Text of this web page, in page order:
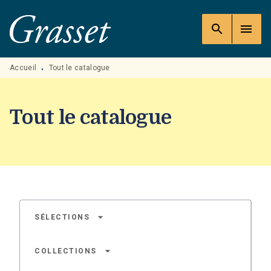
MENU RECHERCHE
PIED DE PAGE
search menu
Accueil • Tout le catalogue
Tout le catalogue
SÉLECTIONS arrow_drop_down
COLLECTIONS arrow_drop_down